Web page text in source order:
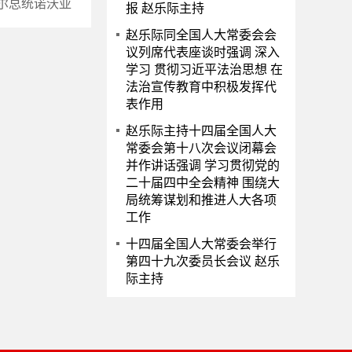
总统诺沃亚
报 赵乐际主持
赵乐际同全国人大常委会会
议列席代表座谈时强调 深入
学习 贯彻习近平法治思想 在
法治宣传教育中积极发挥代
表作用
赵乐际主持十四届全国人大
常委会第十八次会议闭幕会
并作讲话强调 学习贯彻党的
二十届四中全会精神 围绕大
局统筹谋划和推进人大各项
工作
十四届全国人大常委会举行
第四十九次委员长会议 赵乐
际主持